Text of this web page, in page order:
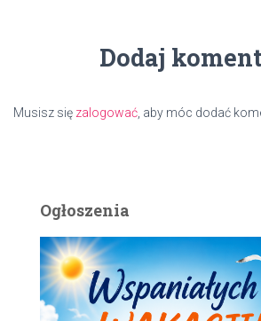
Dodaj
Musisz się zalogować , aby móc dodać
Ogłoszenia